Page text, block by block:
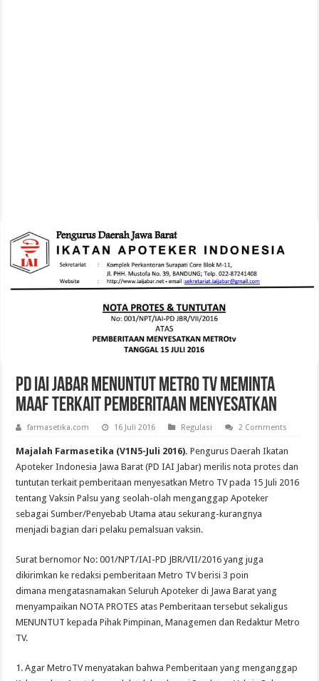
PD IAI Jabar Menuntut Metro TV Meminta
Maaf Terkait Pemberitaan Menyesatkan
farmasetika.com 16 Juli 2016 Regulasi 2 Comments
Majalah Farmasetika (V1N5-Juli 2016).Pengurus Daerah Ikatan
Apoteker Indonesia Jawa Barat (PD IAI Jabar) merilis nota protes dan
tuntutan terkait pemberitaan menyesatkan Metro TV pada 15 Juli 2016
tentang Vaksin Palsu yang seolah-olah menganggap Apoteker
sebagai Sumber/Penyebab Utama atau sekurang-kurangnya
menjadi bagian dari pelaku pemalsuan vaksin.
Surat bernomor No: 001/NPT/IAI-PD JBR/VII/2016 yang juga
dikirimkan ke redaksi pemberitaan Metro TV berisi 3 poin
dimana mengatasnamakan Seluruh Apoteker di Jawa Barat yang
menyampaikan NOTA PROTES atas Pemberitaan tersebut sekaligus
MENUNTUT kepada Pihak Pimpinan, Managemen dan Redaktur Metro
TV.
1. Agar MetroTV menyatakan bahwa Pemberitaan yang menganggap